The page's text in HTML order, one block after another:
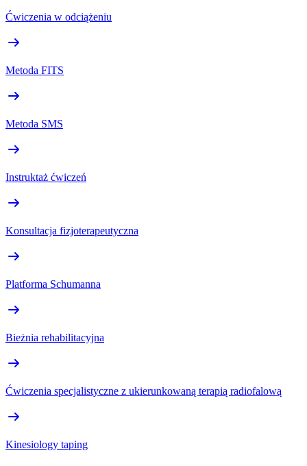
Ćwiczenia w odciążeniu
Metoda FITS
Metoda SMS
Instruktaż ćwiczeń
Konsultacja fizjoterapeutyczna
Platforma Schumanna
Bieżnia rehabilitacyjna
Ćwiczenia specjalistyczne z ukierunkowaną terapią radiofalową
Kinesiology taping